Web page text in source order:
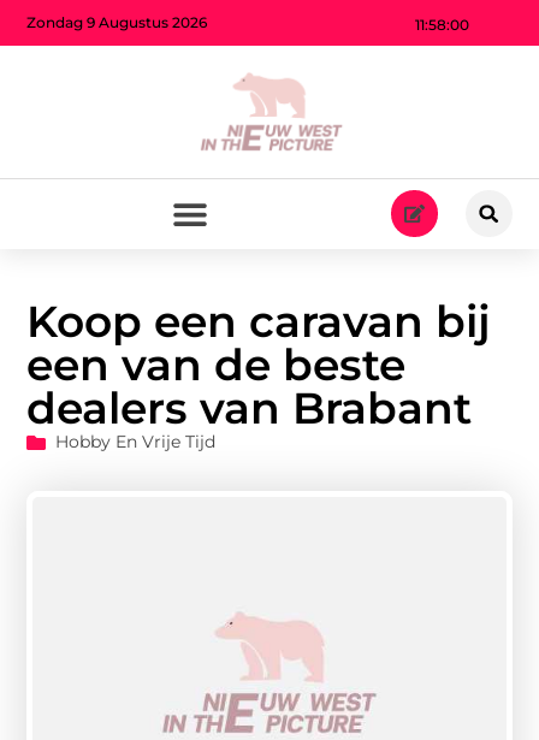
11:58:01
Zondag 9 Augustus 2026
Koop een caravan bij
een van de beste
dealers van Brabant
Hobby En Vrije Tijd